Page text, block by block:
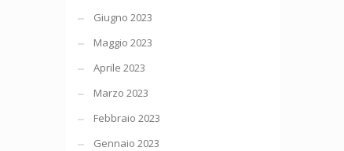
Giugno 2023
Maggio 2023
Aprile 2023
Marzo 2023
Febbraio 2023
Gennaio 2023